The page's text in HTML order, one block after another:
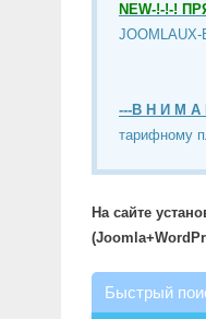
NEW-!-!-!
---В Н И М А
тарифному
На сайте
Быстрый